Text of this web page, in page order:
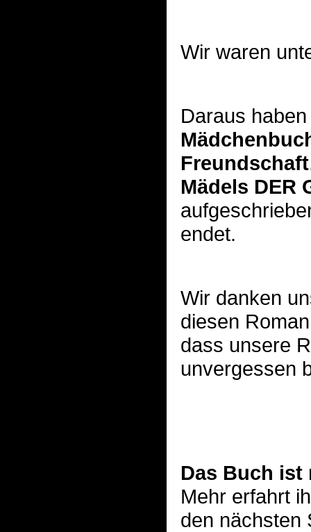
Wir waren
Daraus
Freundschaft
Mädels DER
endet.
Wir danken
diesen
dass unsere
unvergessen
Das Buch
Mehr erfahrt
den nächsten